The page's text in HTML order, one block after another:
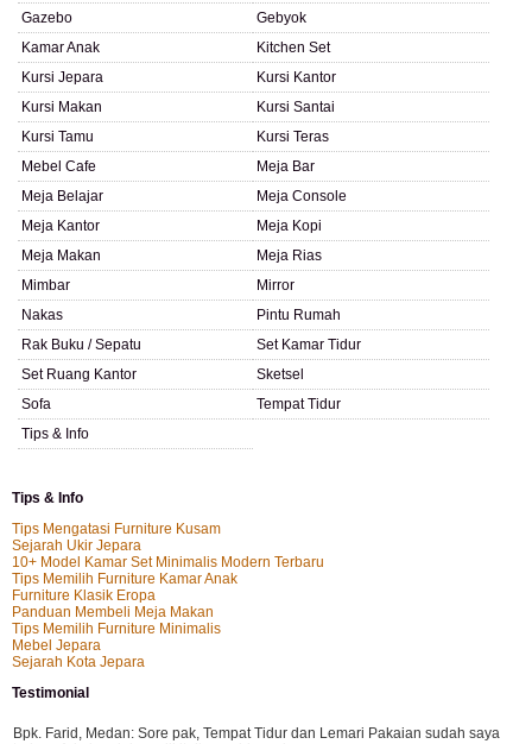
Gazebo
Gebyok
Kamar Anak
Kitchen Set
Kursi Jepara
Kursi Kantor
Kursi Makan
Kursi Santai
Kursi Tamu
Kursi Teras
Mebel Cafe
Meja Bar
Meja Belajar
Meja Console
Meja Kantor
Meja Kopi
Meja Makan
Meja Rias
Mimbar
Mirror
Nakas
Pintu Rumah
Rak Buku / Sepatu
Set Kamar Tidur
Set Ruang Kantor
Sketsel
Sofa
Tempat Tidur
Tips & Info
Tips & Info
Tips Mengatasi Furniture Kusam
Sejarah Ukir Jepara
10+ Model Kamar Set Minimalis Modern Terbaru
Tips Memilih Furniture Kamar Anak
Furniture Klasik Eropa
Panduan Membeli Meja Makan
Tips Memilih Furniture Minimalis
Mebel Jepara
Sejarah Kota Jepara
Testimonial
Bpk. Farid, Medan: Sore pak, Tempat Tidur dan Lemari Pakaian sudah saya